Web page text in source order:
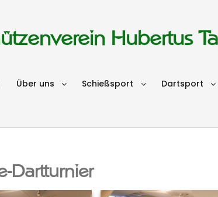
Hubertus
Über uns Schießsport Dartsport
Dartturnier